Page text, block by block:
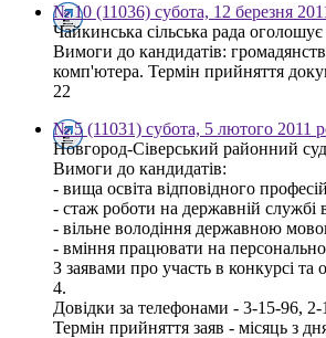
№ 10 (11036) субота, 12 березня
Чайкинська сільська рада
Вимоги до кандидатів:
комп'ютера. Термін прийняття
22
№ 5 (11031) субота, 5 лютого 2011
Новгород-Сіверський районний суд
Вимоги до кандидатів:
- вища освіта відповідного
- стаж роботи на державній службі
- вільне володіння державною
- вміння працювати на
З заявами про участь в конкурсі
4.
Довідки за телефонами - 3-15-96, 2-
Термін прийняття заяв - місяць з